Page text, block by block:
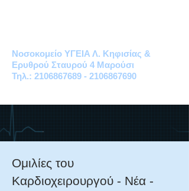
Νοσοκομείο ΥΓΕΙΑ Λ. Κηφισίας &
Ερυθρού Σταυρού 4 Μαρούσι
Τηλ.: 2106867689 - 2106867690
Ομιλίες του
Καρδιοχειρουργού - Νέα -